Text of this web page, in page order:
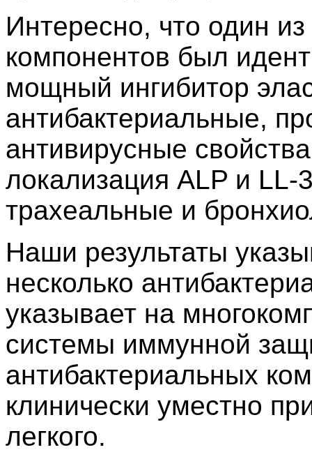
Интересно, что один
компонентов был
мощный ингибитор
антибактериальные,
антивирусные
локализация ALP и LL-
трахеальные и
Наши результаты
несколько
указывает на
системы иммунной
антибактериальных
клинически уместно
легкого.